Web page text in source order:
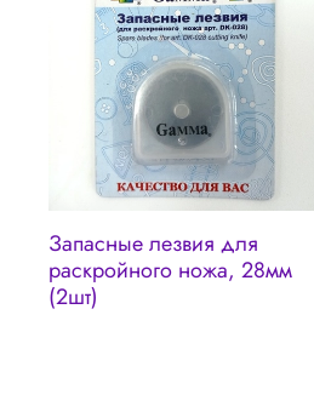
Запасные лезвия для
раскройного ножа, 28мм
(2шт)